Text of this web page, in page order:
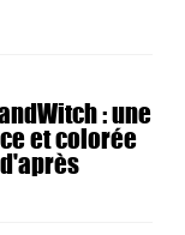
: une
et colorée